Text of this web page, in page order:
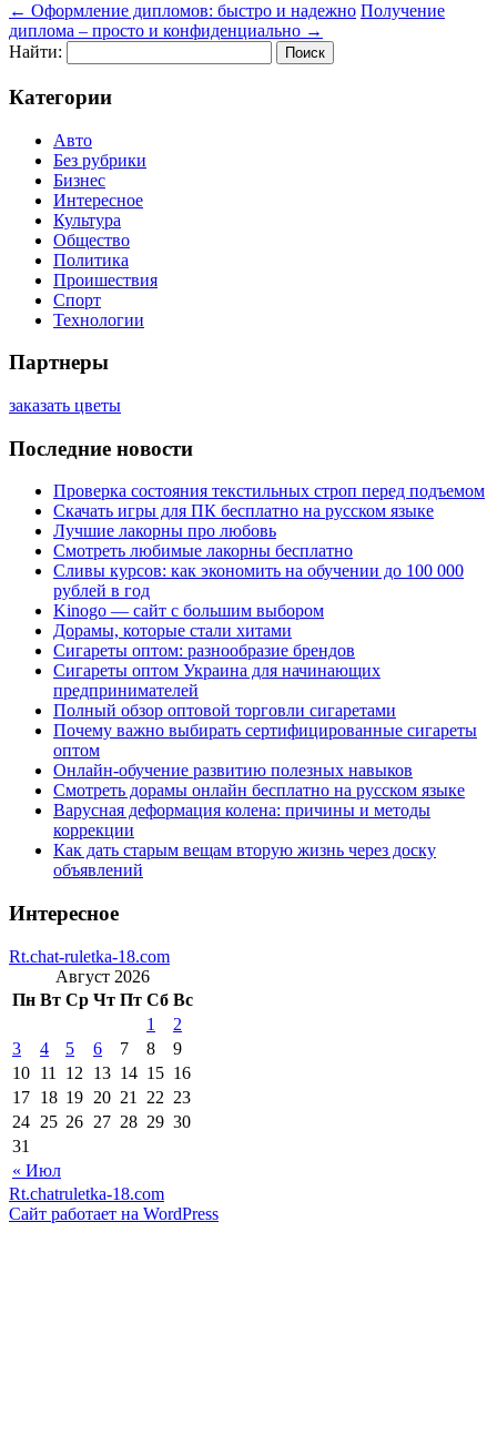
← Оформление дипломов: быстро и надежно Получение
диплома – просто и конфиденциально →
Найти:
Категории
Авто
Без рубрики
Бизнес
Интересное
Культура
Общество
Политика
Проишествия
Спорт
Технологии
Партнеры
заказать цветы
Последние новости
Проверка состояния текстильных строп перед подъемом
Скачать игры для ПК бесплатно на русском языке
Лучшие лакорны про любовь
Смотреть любимые лакорны бесплатно
Сливы курсов: как экономить на обучении до 100 000
рублей в год
Kinogo — сайт с большим выбором
Дорамы, которые стали хитами
Сигареты оптом: разнообразие брендов
Сигареты оптом Украина для начинающих
предпринимателей
Полный обзор оптовой торговли сигаретами
Почему важно выбирать сертифицированные сигареты
оптом
Онлайн-обучение развитию полезных навыков
Смотреть дорамы онлайн бесплатно на русском языке
Варусная деформация колена: причины и методы
коррекции
Как дать старым вещам вторую жизнь через доску
объявлений
Интересное
Rt.chat-ruletka-18.com
Август 2026
Пн Вт Ср Чт Пт Сб Вс
« Июл
1
2
3
4 5 6 7 8
9
10 11 12 13 14 15 16
17 18 19 20 21 22 23
24 25 26 27 28 29 30
31
Rt.chatruletka-18.com
Сайт работает на WordPress